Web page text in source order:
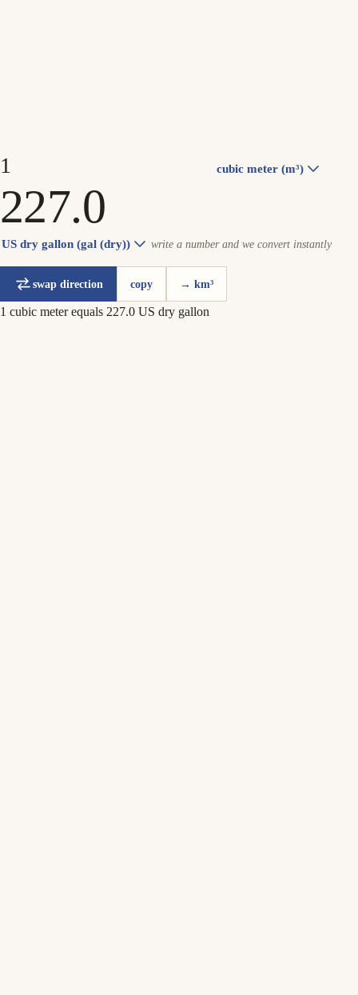
cubic meter (m³)
US dry gallon (gal (dry)) write a number and we convert instantly
swap direction copy → km³
1 cubic meter equals 227.0 US dry gallon